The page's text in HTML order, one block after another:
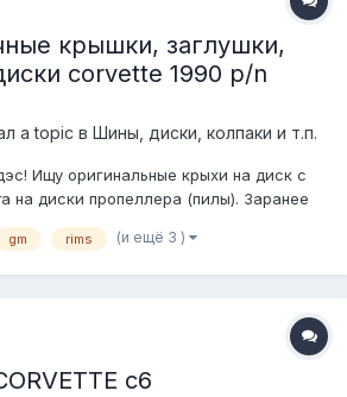
крышки, заглушки,
corvette 1990 p/n
a topic в Шины, диски, колпаки и т.п.
Ищу оригинальные крыхи на диск с
на диски пропеллера (пилы). Заранее
gm rims (и ещё 3 )
c6